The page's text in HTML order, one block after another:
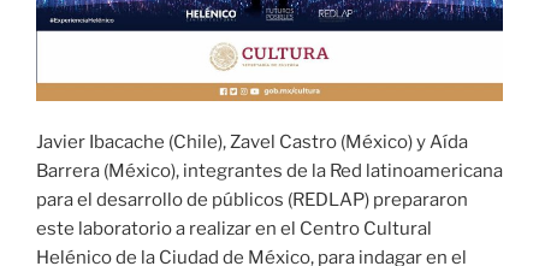
Javier Ibacache (Chile), Zavel Castro (México) y Aída
Barrera (México), integrantes de la Red latinoamericana
para el desarrollo de públicos (REDLAP) prepararon
este laboratorio a realizar en el Centro Cultural
Helénico de la Ciudad de México, para indagar en el